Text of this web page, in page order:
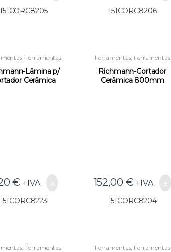
151CORC8205 151CORC8206
, Ferramentas
,Outras
FerramentasLâmina p/
Cerâmica
€ +IVA
151CORC8223
Ferramentas, Ferramentas
Construção,Outras
Ferramentas
Richmann-Cortador
Cerâmica 800mm
152,00 € +IVA
151CORC8204
, Ferramentas
Ferramentas, Ferramentas